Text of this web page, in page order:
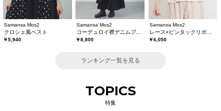
Samansa Mos2
クロシェ風ベスト
￥5,940
Samansa Mos2
￥8,800
Samansa Mos2
レース×ピンタックリボンベスト《限定カラーあり》
￥6,050
ランキング一覧を見る
TOPICS
特集